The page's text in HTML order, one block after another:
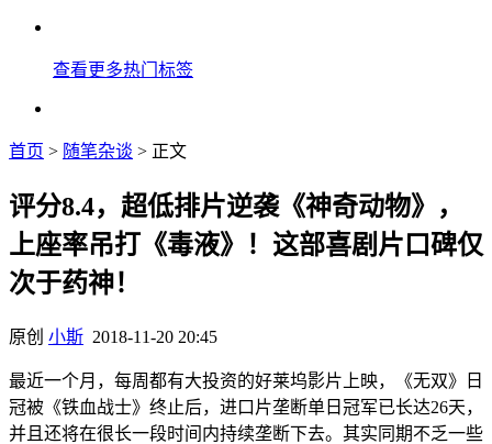
查看更多热门标签
首页 > 随笔杂谈 > 正文
评分8.4，超低排片逆袭《神奇动物》，
上座率吊打《毒液》！这部喜剧片口碑仅
次于药神！
原创 小斯 2018-11-20 20:45
最近一个月，每周都有大投资的好莱坞影片上映，《无双》日
冠被《铁血战士》终止后，进口片垄断单日冠军已长达26天，
并且还将在很长一段时间内持续垄断下去。其实同期不乏一些